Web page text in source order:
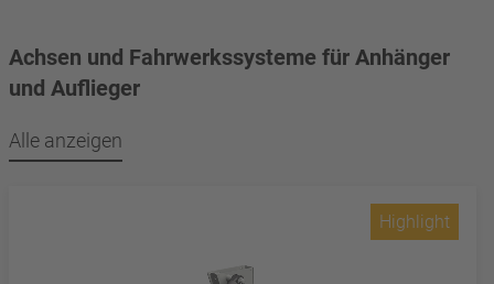
Achsen und Fahrwerkssysteme für Anhänger
und Auflieger
Alle anzeigen
Highlight